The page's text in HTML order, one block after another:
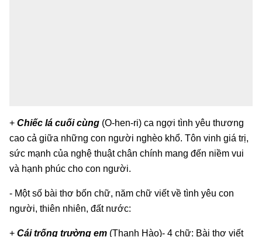
+ Chiếc lá cuối cùng (O-hen-ri) ca ngợi tình yêu thương
cao cả giữa những con người nghèo khổ. Tôn vinh giá trị,
sức mạnh của nghệ thuật chân chính mang đến niềm vui
và hạnh phúc cho con người.
- Một số bài thơ bốn chữ, năm chữ viết về tình yêu con
người, thiên nhiên, đất nước:
+ Cái trống trường em (Thanh Hào)- 4 chữ: Bài thơ viết